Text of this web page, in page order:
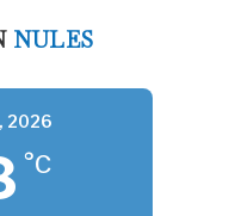
NULES
2026
°C